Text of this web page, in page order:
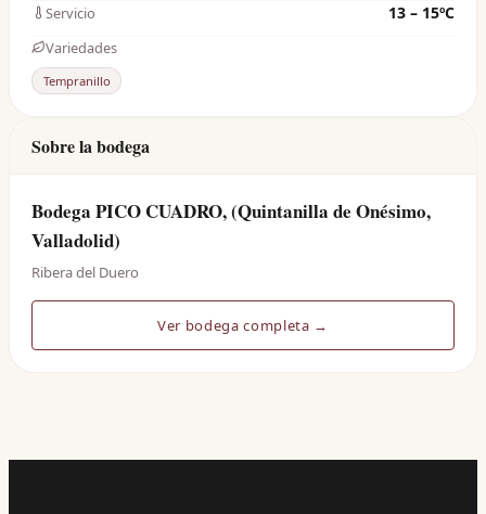
Servicio 13 – 15ºC
Variedades
Tempranillo
Sobre la bodega
Bodega PICO CUADRO, (Quintanilla de Onésimo,
Valladolid)
Ribera del Duero
Ver bodega completa →